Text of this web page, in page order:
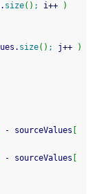
size( ) ; i++
)
size( ) ; j++
)
- sourceValues
- sourceValues